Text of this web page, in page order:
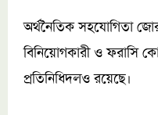
অর্থনৈতিক সহযোগিতা
বিনিয়োগকারী ও ফরাসি
প্রতিনিধিদলও রয়েছে।